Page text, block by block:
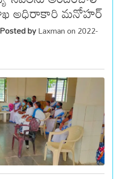
అధిరాకారి మనోహర్
Posted byLaxman on 2022-